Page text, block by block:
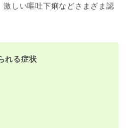
しい嘔吐下痢などさまざま認
れる症状